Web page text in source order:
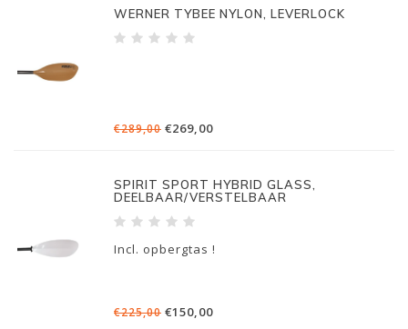
WERNER TYBEE NYLON, LEVERLOCK
€289,00 €269,00
SPIRIT SPORT HYBRID GLASS,
DEELBAAR/VERSTELBAAR
Incl. opbergtas !
€225,00 €150,00